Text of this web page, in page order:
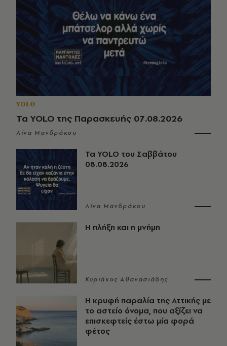
YOLO
Τα YOLO της Παρασκευής 07.08.2026
Λίνα Μανδράκου
Τα YOLO του Σαββάτου
08.08.2026
Λίνα Μανδράκου
Η πλήξη και η μνήμη
Κυριάκος Αθανασιάδης
Η κρυφή παραλία της Αττικής με
το αστείο όνομα, που αξίζει να
επισκεφτείς έστω μία φορά
φέτος